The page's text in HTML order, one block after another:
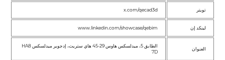
تويتر x.com/qecad3d
لينكد إن www.linkedin.com/showcase/qebim
العنوان
الطابق 5، ميدلسكس هاوس 29-45 هاي ستريت، إدجوير ميدلسكس HA8
7D